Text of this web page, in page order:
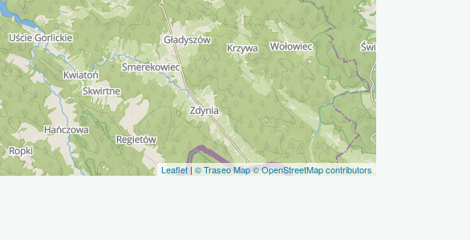
Leaflet | © Traseo Map© OpenStreetMap contributors